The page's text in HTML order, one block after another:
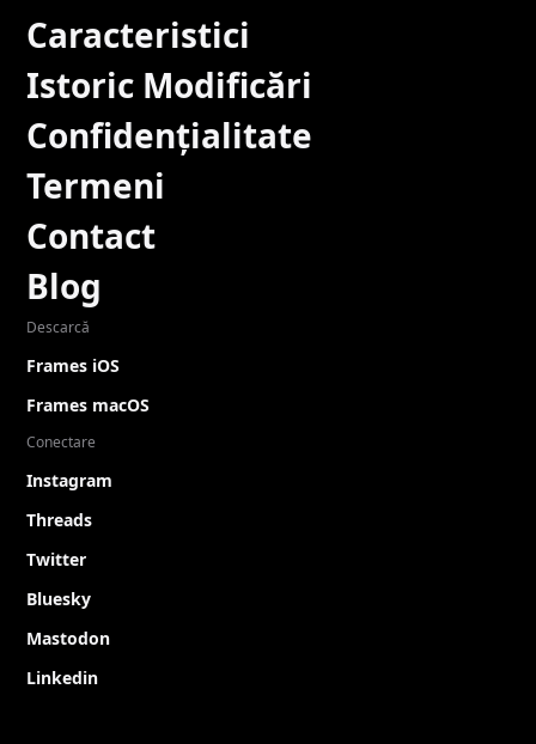
Caracteristici
Istoric Modificări
Confidențialitate
Termeni
Contact
Blog
Descarcă
Frames iOS
Frames macOS
Conectare
Instagram
Threads
Twitter
Bluesky
Mastodon
Linkedin